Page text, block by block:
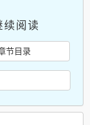
续阅读
节目录